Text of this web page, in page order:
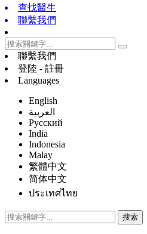
查找醫生
聯繫我們
聯繫我們
登陸 - 註冊
Languages
English
العربية
Русский
India
Indonesia
Malay
繁體中文
简体中文
ประเทศไทย